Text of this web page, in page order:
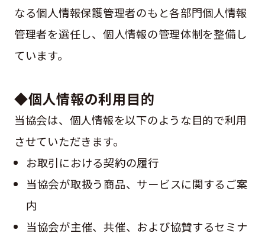
なる個人情報保護管理者のもと各部門個人情報
管理者を選任し、個人情報の管理体制を整備し
ています。
◆個人情報の利用目的
当協会は、個人情報を以下のような目的で利用
させていただきます。
お取引における契約の履行
当協会が取扱う商品、サービスに関するご案
内
当協会が主催、共催、および協賛するセミナ